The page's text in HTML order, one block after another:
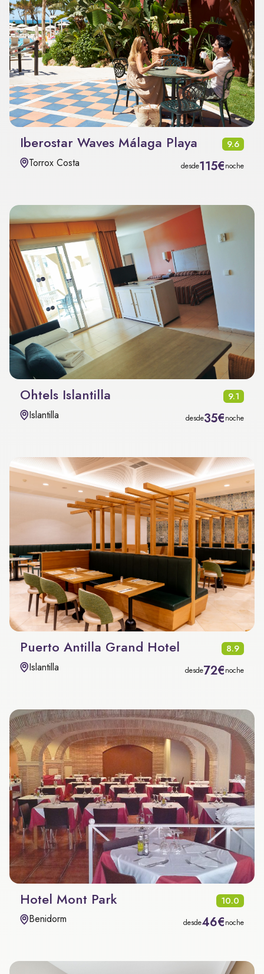
Iberostar Waves Málaga Playa 9.6
Torrox Costa desde115€noche
Ohtels Islantilla 9.1
Islantilla desde35€noche
Puerto Antilla Grand Hotel 8.9
Islantilla desde72€noche
Hotel Mont Park 10.0
Benidorm desde46€noche